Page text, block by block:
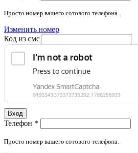
Просто номер вашего сотового телефона.
Изменить номер
Код из смс
Вход
Телефон *
Просто номер вашего сотового телефона.